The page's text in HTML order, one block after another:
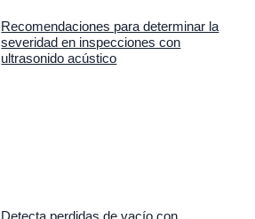
Recomendaciones para determinar la
severidad en inspecciones con
ultrasonido acústico